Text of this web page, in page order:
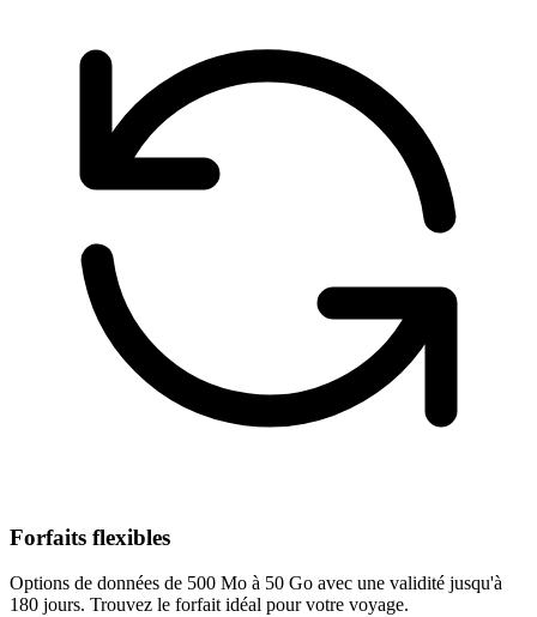
Forfaits flexibles
Options de données de 500 Mo à 50 Go avec une validité jusqu'à
180 jours. Trouvez le forfait idéal pour votre voyage.